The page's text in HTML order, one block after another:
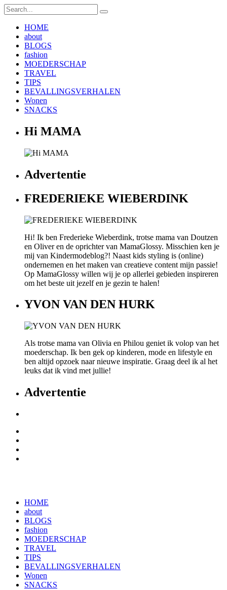
HOME
about
BLOGS
fashion
MOEDERSCHAP
TRAVEL
TIPS
BEVALLINGSVERHALEN
Wonen
SNACKS
Hi MAMA
Advertentie
FREDERIEKE WIEBERDINK
Hi! Ik ben Frederieke Wieberdink, trotse mama van Doutzen
en Oliver en de oprichter van MamaGlossy. Misschien ken je
mij van Kindermodeblog?! Naast kids styling is (online)
ondernemen en het maken van creatieve content mijn passie!
Op MamaGlossy willen wij je op allerlei gebieden inspireren
om het beste uit jezelf en je gezin te halen!
YVON VAN DEN HURK
Als trotse mama van Olivia en Philou geniet ik volop van het
moederschap. Ik ben gek op kinderen, mode en lifestyle en
ben altijd opzoek naar nieuwe inspiratie. Graag deel ik al het
leuks dat ik vind met jullie!
Advertentie
HOME
about
BLOGS
fashion
MOEDERSCHAP
TRAVEL
TIPS
BEVALLINGSVERHALEN
Wonen
SNACKS